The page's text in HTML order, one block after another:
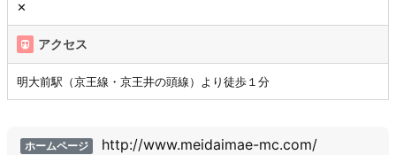
✕
アクセス
明大前駅（京王線・京王井の頭線）より徒歩１分
ホームページ http://www.meidaimae-mc.com/